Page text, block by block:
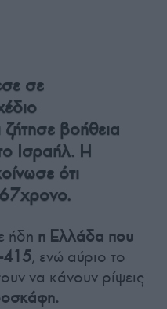
σε
βοήθεια
Ισραήλ. Η
ότι
ήδη η Ελλάδα που
415, ενώ αύριο το
να κάνουν ρίψεις